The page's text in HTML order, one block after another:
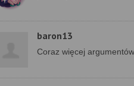
baron13
Coraz więcej